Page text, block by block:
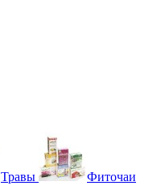
Травы Фиточаи